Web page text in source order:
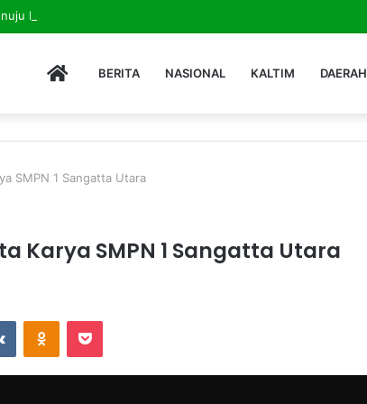
HOMEBERITA NASIONAL KALTIM DAERAH
SMPN 1 Sangatta Utara
Karya SMPN 1 Sangatta Utara